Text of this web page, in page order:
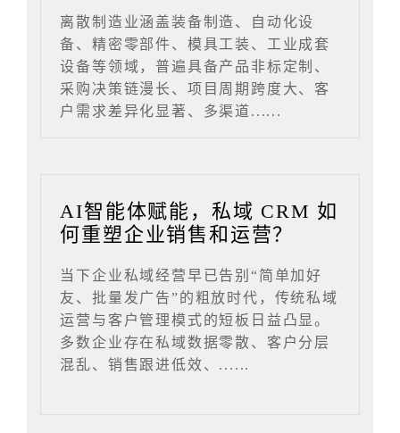
离散制造业涵盖装备制造、自动化设
备、精密零部件、模具工装、工业成套
设备等领域，普遍具备产品非标定制、
采购决策链漫长、项目周期跨度大、客
户需求差异化显著、多渠道......
AI智能体赋能，私域 CRM 如
何重塑企业销售和运营？
当下企业私域经营早已告别“简单加好
友、批量发广告”的粗放时代，传统私域
运营与客户管理模式的短板日益凸显。
多数企业存在私域数据零散、客户分层
混乱、销售跟进低效、......